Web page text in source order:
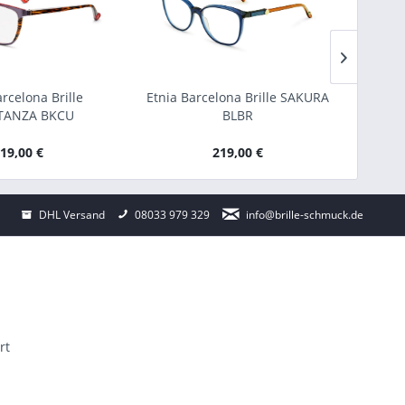
Brille
BKCU
€
Etnia Barcelona Brille SAKURA
BLBR
219,00 €
DHL Versand 08033 979 329 info@brille-schmuck.de